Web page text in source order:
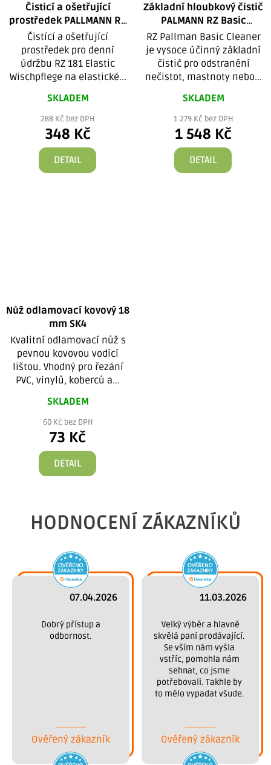
Čisticí a ošetřující
prostředek PALLMANN RZ
181 Elastic Wischpflege
Čistící a ošetřující
prostředek pro denní
údržbu RZ 181 Elastic
Wischpflege na elastické...
SKLADEM
288 Kč bez DPH
348 Kč
DETAIL
Základní hloubkový čistič
PALMANN RZ Basic
Cleaner Universal 5 l
RZ Pallman Basic Cleaner
je vysoce účinný základní
čistič pro odstranění
nečistot, mastnoty nebo...
SKLADEM
1 279 Kč bez DPH
1 548 Kč
DETAIL
Nůž odlamovací kovový 18
mm SK4
Kvalitní odlamovací nůž s
pevnou kovovou vodící
lištou. Vhodný pro řezání
PVC, vinylů, koberců a...
SKLADEM
60 Kč bez DPH
73 Kč
DETAIL
HODNOCENÍ ZÁKAZNÍKŮ
07.04.2026
odbornost.
Ověřený zákazník
11.03.2026
skvělá paní prodávající.
Se vším nám vyšla
vstříc, pomohla nám
sehnat, co jsme
potřebovali. Takhle by
to mělo vypadat všude.
Ověřený zákazník